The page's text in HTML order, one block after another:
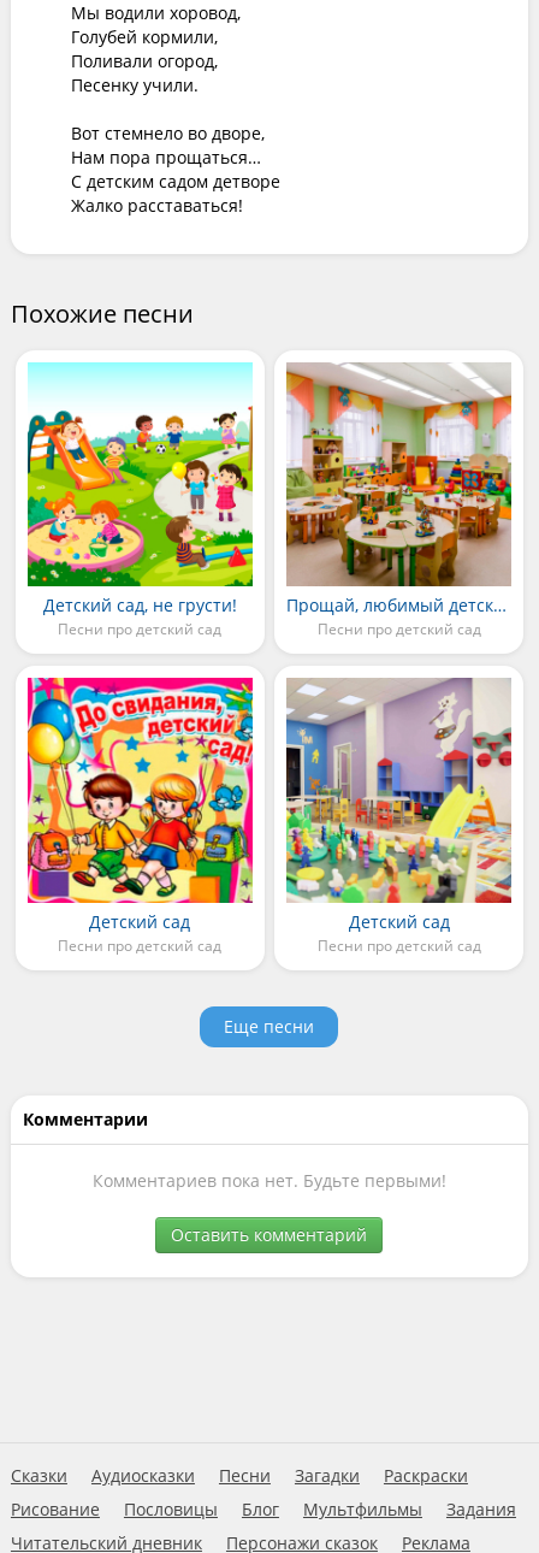
Мы водили хоровод,
Голубей кормили,
Поливали огород,
Песенку учили.
Вот стемнело во дворе,
Нам пора прощаться…
С детским садом детворе
Жалко расставаться!
Похожие песни
Детский сад, не грусти!
Песни про детский сад
Прощай, любимый детский сад!
Песни про детский сад
Детский сад
Песни про детский сад
Детский сад
Песни про детский сад
Еще песни
Комментарии
Комментариев пока нет. Будьте первыми!
Оставить комментарий
Сказки Аудиосказки Песни Загадки
Раскраски
Рисование
Пословицы Блог Мультфильмы
Задания
Читательский дневник
Персонажи сказок Реклама